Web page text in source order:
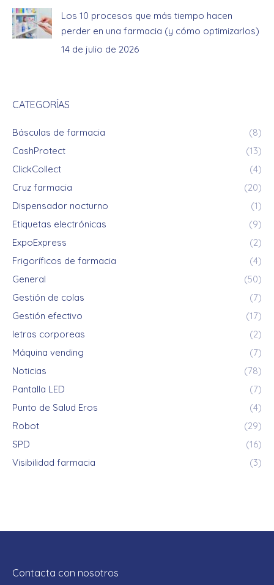
Los 10 procesos que más tiempo hacen
perder en una farmacia (y cómo optimizarlos)
14 de julio de 2026
CATEGORÍAS
Básculas de farmacia
(8)
CashProtect
(13)
ClickCollect
(4)
Cruz farmacia
(20)
Dispensador nocturno
(1)
Etiquetas electrónicas
(9)
ExpoExpress
(2)
Frigoríficos de farmacia
(4)
General
(50)
Gestión de colas
(7)
Gestión efectivo
(17)
letras corporeas
(2)
Máquina vending
(7)
Noticias
(78)
Pantalla LED
(7)
Punto de Salud Eros
(4)
Robot
(29)
SPD
(16)
Visibilidad farmacia
(3)
Contacta con nosotros